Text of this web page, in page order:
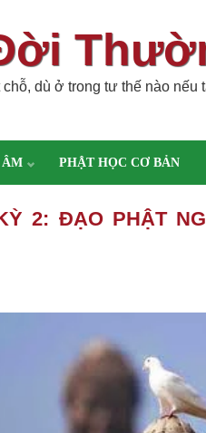
dù ở trong tư thế nào
ÂM PHẬT HỌC CƠ BẢN
2: ĐẠO PHẬT